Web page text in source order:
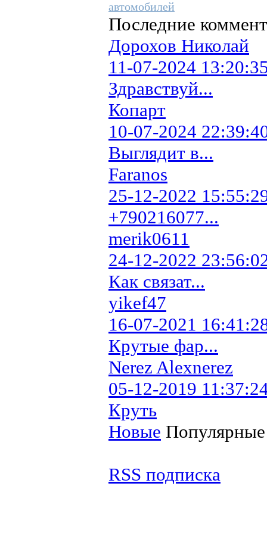
автомобилей
Последние
Дорохов Николай
11-07-2024
Здравствуй...
Копарт
10-07-2024
Выглядит в...
Faranos
25-12-2022
+790216077...
merik0611
24-12-2022
Как связат...
yikef47
16-07-2021
Крутые фар...
Nerez Alexnerez
05-12-2019
Круть
Новые
RSS подписка